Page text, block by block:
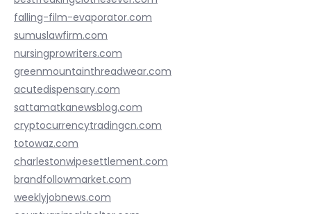
falling-film-evaporator.com
sumuslawfirm.com
nursingprowriters.com
greenmountainthreadwear.com
acutedispensary.com
sattamatkanewsblog.com
cryptocurrencytradingcn.com
totowaz.com
charlestonwipesettlement.com
brandfollowmarket.com
weeklyjobnews.com